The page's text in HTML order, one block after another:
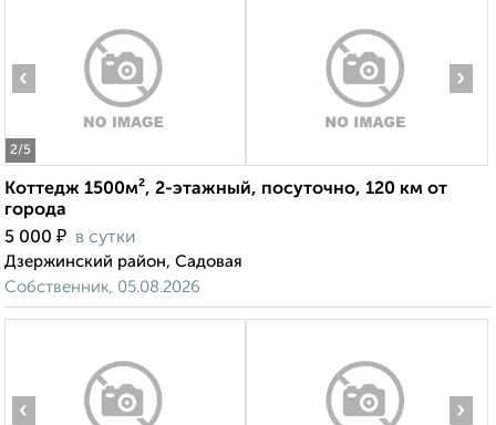
2/5
‹ ›
Коттедж 1500м², 2-этажный, посуточно, 120 км от
города
5 000 ₽ в сутки
Дзержинский район, Садовая
Собственник, 05.08.2026
‹ ›